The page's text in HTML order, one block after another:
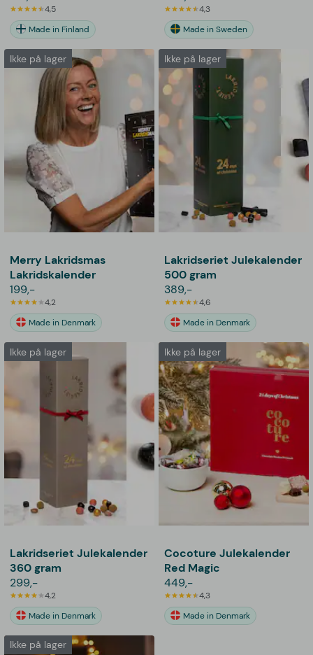
4,5
Made in Finland
4,3
Made in Sweden
Ikke på lager
Merry Lakridsmas
Lakridskalender
199,-
4,2
Made in Denmark
Ikke på lager
Lakridseriet Julekalender
500 gram
389,-
4,6
Made in Denmark
Ikke på lager
Lakridseriet Julekalender
360 gram
299,-
4,2
Made in Denmark
Ikke på lager
Cocoture Julekalender
Red Magic
449,-
4,3
Made in Denmark
Ikke på lager